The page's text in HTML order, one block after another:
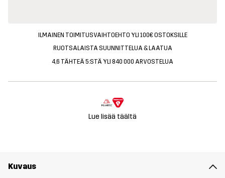
ILMAINEN TOIMITUSVAIHTOEHTO YLI 100€ OSTOKSILLE
RUOTSALAISTA SUUNNITTELUA & LAATUA
4,6 TÄHTEÄ 5:STÄ YLI 840 000 ARVOSTELUA
Lue lisää täältä
Kuvaus